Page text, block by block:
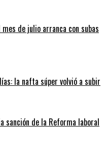
de julio arranca con subas
la nafta súper volvió a subir
sanción de la Reforma laboral